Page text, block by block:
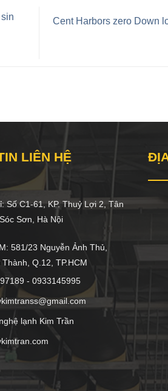
Cent Harbors zero Down
LIÊN HỆ
Số C1-61, KP. Thuỷ Lợi 2, Tân
Sơn, Hà Nội
581/23 Nguyễn Ảnh Thủ,
Thành, Q.12, TP.HCM
- 0933145995
lạnh Kim Trần